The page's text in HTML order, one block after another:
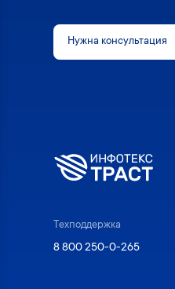
Нужна консультация
Техподдержка
8 800 250-0-265